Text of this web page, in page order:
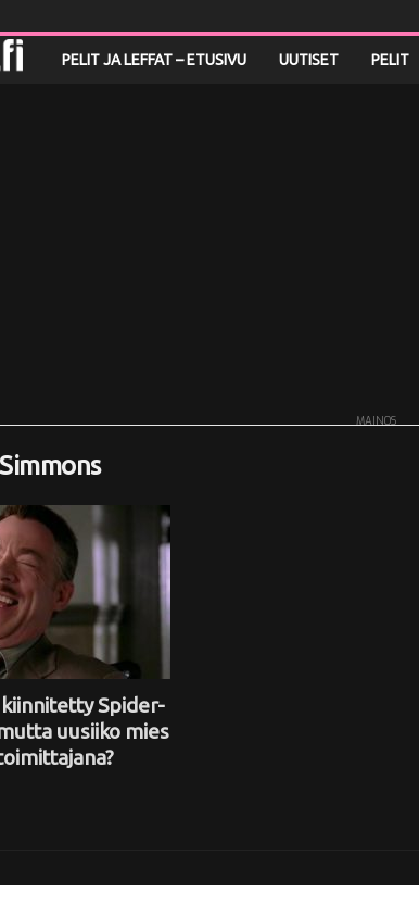
PELIT JA LEFFAT – ETUSIVU UUTISET PELIT
MAINOS
Spider-
uusiiko mies